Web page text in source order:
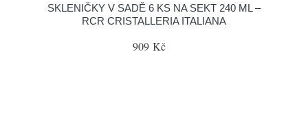
SKLENIČKY V SADĚ 6 KS NA SEKT 240 ML –
RCR CRISTALLERIA ITALIANA
909 Kč